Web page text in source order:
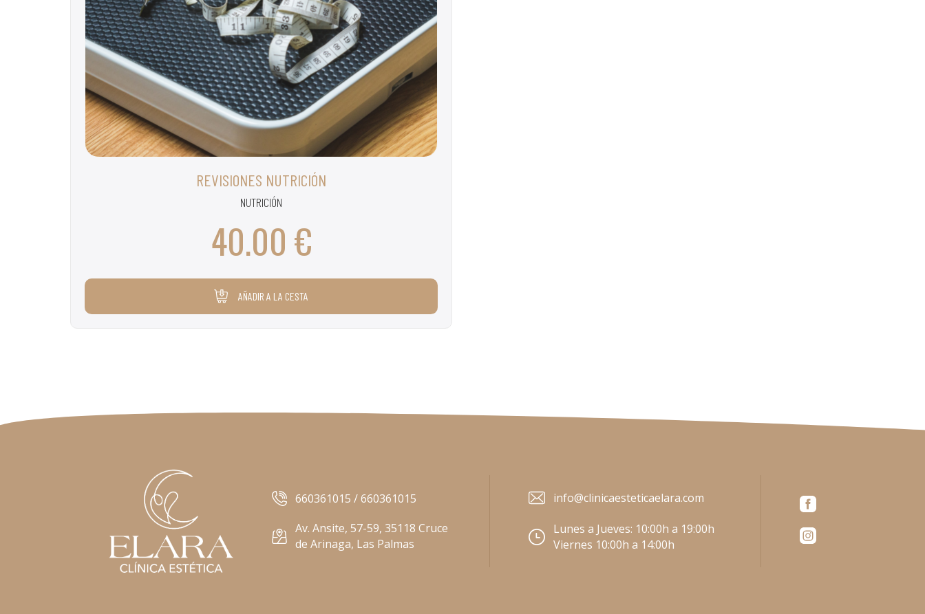
REVISIONES NUTRICIÓN
NUTRICIÓN
40.00 €
AÑADIR A LA CESTA
660361015 / 660361015
Av. Ansite, 57-59, 35118 Cruce
de Arinaga, Las Palmas
info@clinicaesteticaelara.com
Lunes a Jueves: 10:00h a 19:00h
Viernes 10:00h a 14:00h